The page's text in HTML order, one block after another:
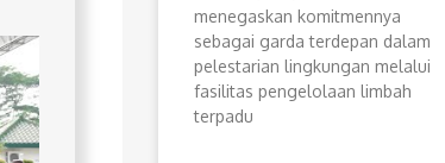
menegaskan komitmennya
sebagai garda terdepan dalam
pelestarian lingkungan melalui
fasilitas pengelolaan limbah
terpadu